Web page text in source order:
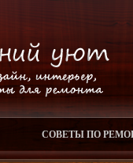
СОВЕТЫ ПО